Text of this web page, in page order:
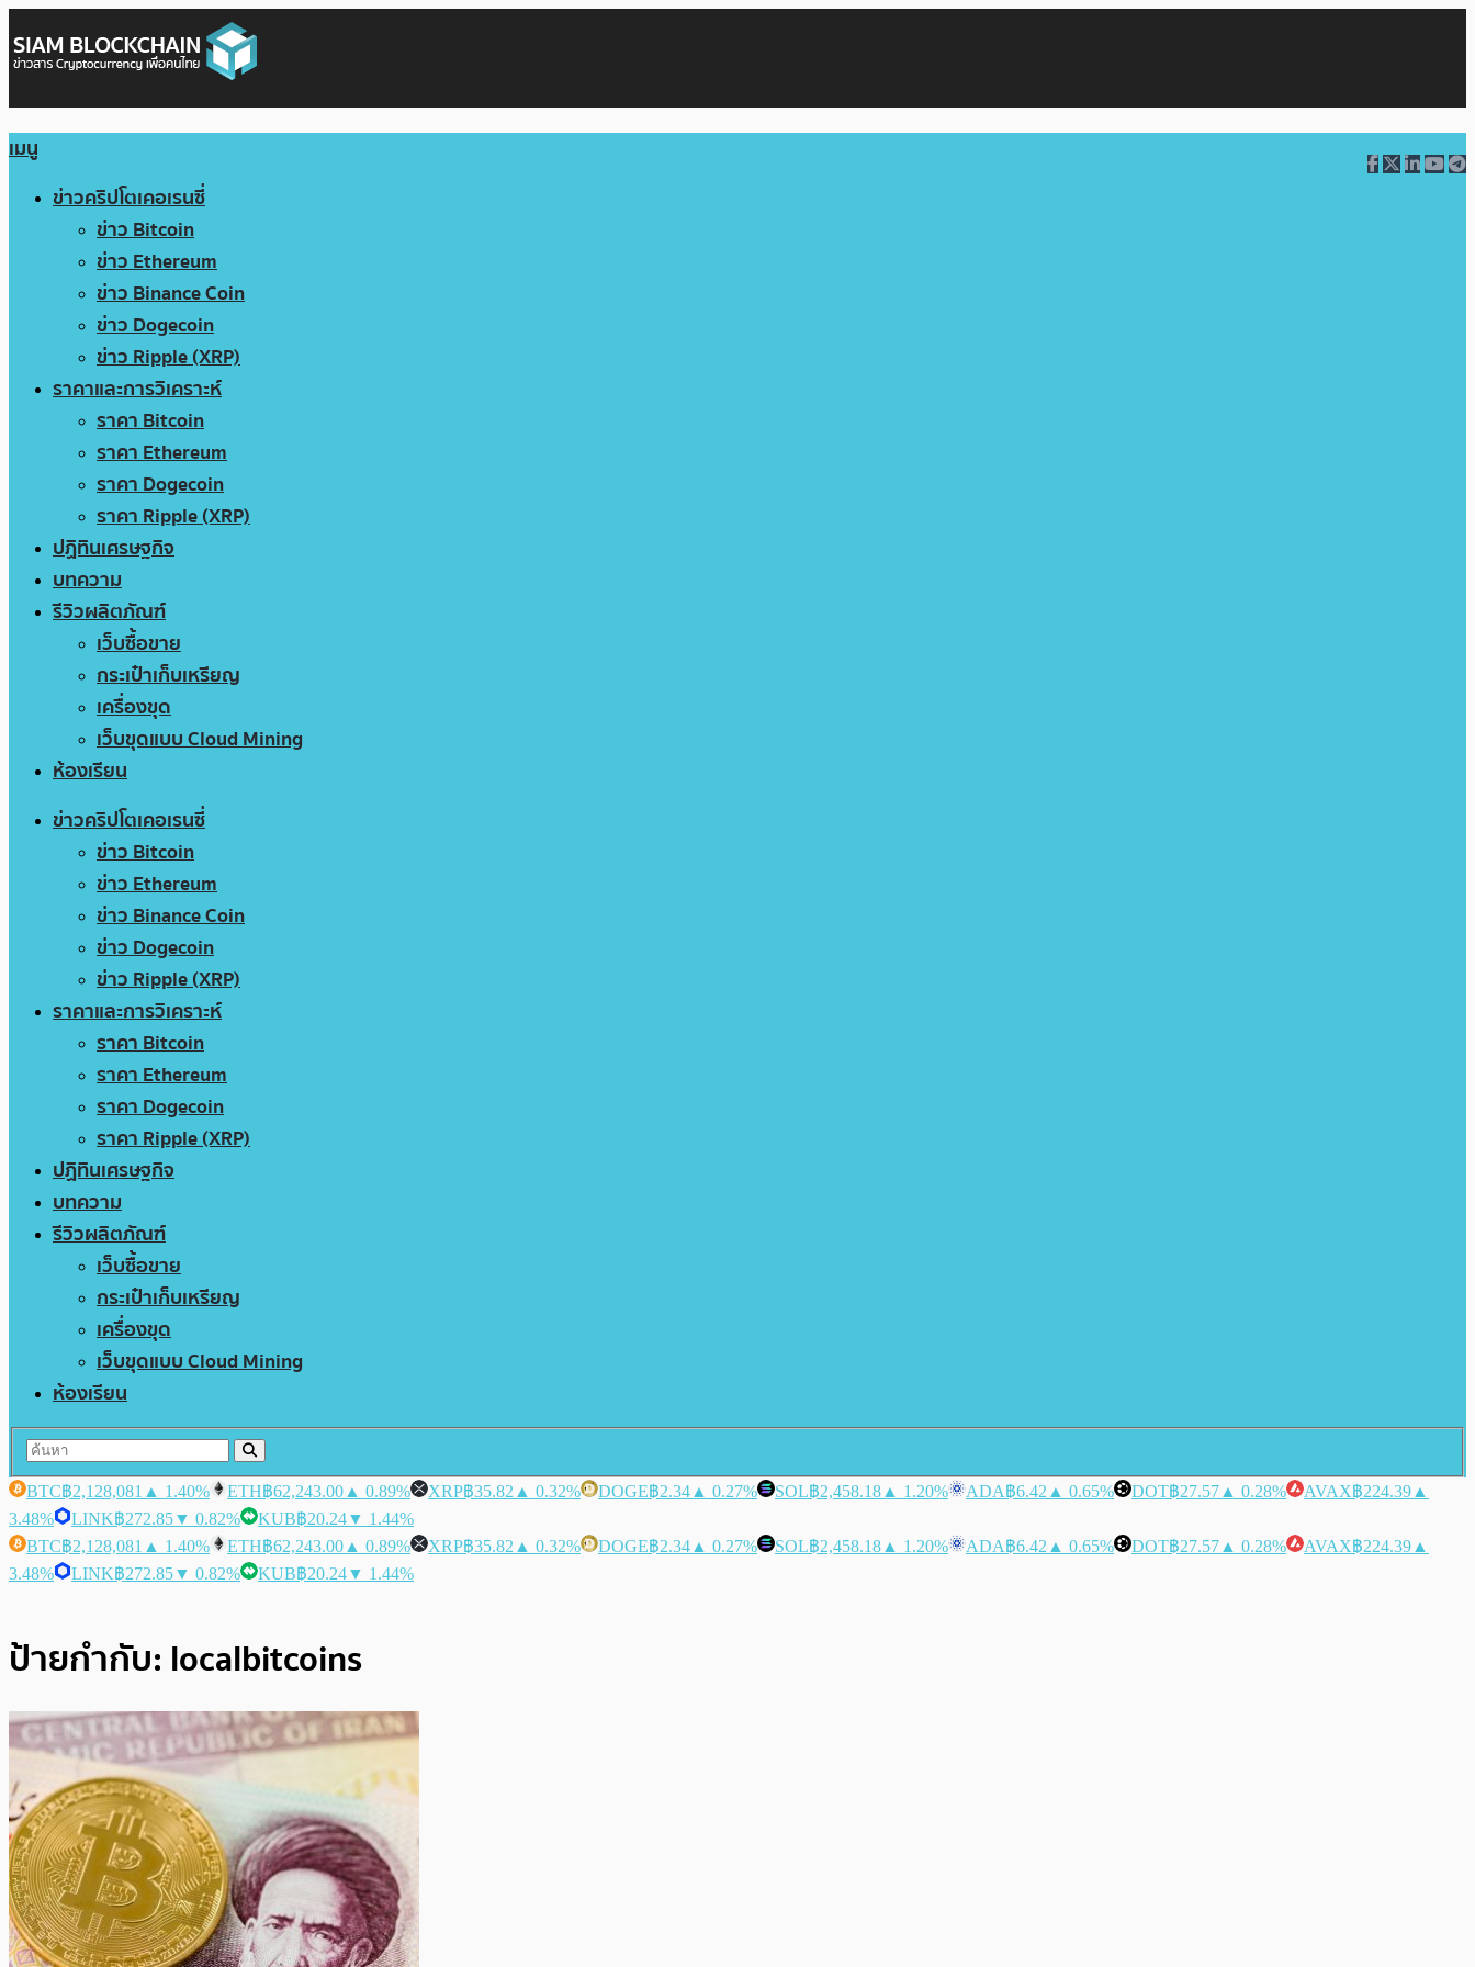
เมนู
ข่าวคริปโตเคอเรนซี่
ข่าว Bitcoin
ข่าว Ethereum
ข่าว Binance Coin
ข่าว Dogecoin
ข่าว Ripple (XRP)
ราคาและการวิเคราะห์
ราคา Bitcoin
ราคา Ethereum
ราคา Dogecoin
ราคา Ripple (XRP)
ปฏิทินเศรษฐกิจ
บทความ
รีวิวผลิตภัณฑ์
เว็บซื้อขาย
กระเป๋าเก็บเหรียญ
เครื่องขุด
เว็บขุดแบบ Cloud Mining
ห้องเรียน
ข่าวคริปโตเคอเรนซี่
ข่าว Bitcoin
ข่าว Ethereum
ข่าว Binance Coin
ข่าว Dogecoin
ข่าว Ripple (XRP)
ราคาและการวิเคราะห์
ราคา Bitcoin
ราคา Ethereum
ราคา Dogecoin
ราคา Ripple (XRP)
ปฏิทินเศรษฐกิจ
บทความ
รีวิวผลิตภัณฑ์
เว็บซื้อขาย
กระเป๋าเก็บเหรียญ
เครื่องขุด
เว็บขุดแบบ Cloud Mining
ห้องเรียน
BTC฿2,128,081 ▲ 1.40% ETH฿62,243.00 ▲ 0.89% XRP฿35.82 ▲ 0.32% DOGE฿2.34 ▲ 0.27% SOL฿2,458.18 ▲ 1.20% ADA฿6.42 ▲ 0.65% DOT฿27.57 ▲ 0.28% AVAX฿224.39 ▲
3.48%
LINK฿272.85▼ 0.82% KUB฿20.24▼ 1.44%
BTC฿2,128,081 ▲ 1.40% ETH฿62,243.00 ▲ 0.89% XRP฿35.82 ▲ 0.32% DOGE฿2.34 ▲ 0.27% SOL฿2,458.18 ▲ 1.20% ADA฿6.42 ▲ 0.65% DOT฿27.57 ▲ 0.28% AVAX฿224.39 ▲
3.48%
LINK฿272.85▼ 0.82% KUB฿20.24▼ 1.44%
ป้ายกำกับ: localbitcoins